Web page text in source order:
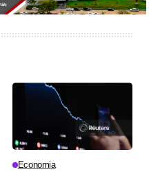
Economia